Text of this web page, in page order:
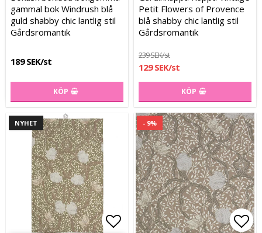
gammal bok Windrush blå
guld shabby chic lantlig stil
Gårdsromantik
189 SEK/st
KÖP
Petit Flowers of Provence
blå shabby chic lantlig stil
Gårdsromantik
239 SEK/st
129 SEK/st
KÖP
NYHET - 9%